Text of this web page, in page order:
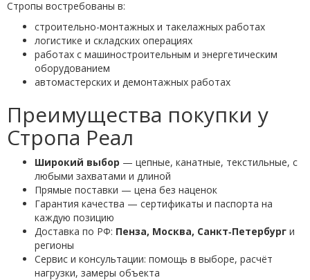
Стропы востребованы в:
строительно-монтажных и такелажных работах
логистике и складских операциях
работах с машиностроительным и энергетическим
оборудованием
автомастерских и демонтажных работах
Преимущества покупки у
Стропа Реал
Широкий выбор — цепные, канатные, текстильные, с
любыми захватами и длиной
Прямые поставки — цена без наценок
Гарантия качества — сертификаты и паспорта на
каждую позицию
Доставка по РФ: Пенза, Москва, Санкт‑Петербург и
регионы
Сервис и консультации: помощь в выборе, расчёт
нагрузки, замеры объекта